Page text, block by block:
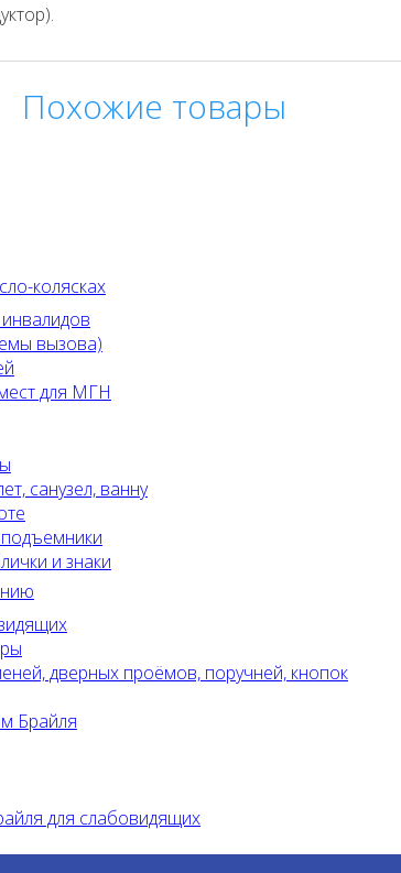
Похожие товары
колясках
вызова)
для МГН
санузел, ванну
и знаки
дверных проёмов, поручней, кнопок
Брайля
для слабовидящих